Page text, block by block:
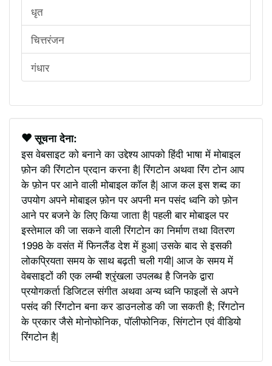
धृत
चित्तरंजन
गंधार
सूचना देना:
इस वेबसाइट को बनाने का उद्देश्य आपको हिंदी भाषा में मोबाइल
फ़ोन की रिंगटोन प्रदान करना है| रिंगटोन अथवा रिंग टोन आप
के फ़ोन पर आने वाली मोबाइल कॉल है| आज कल इस शब्द का
उपयोग अपने मोबाइल फ़ोन पर अपनी मन पसंद ध्वनि को फ़ोन
आने पर बजने के लिए किया जाता है| पहली बार मोबाइल पर
इस्तेमाल की जा सकने वाली रिंगटोन का निर्माण तथा वितरण
1998 के वसंत में फिनलैंड देश में हुआ| उसके बाद से इसकी
लोकप्रियता समय के साथ बढ़ती चली गयी| आज के समय में
वेबसाइटों की एक लम्बी श्रृंखला उपलब्ध है जिनके द्वारा
प्रयोगकर्ता डिजिटल संगीत अथवा अन्य ध्वनि फाइलों से अपने
पसंद की रिंगटोन बना कर डाउनलोड की जा सकती है; रिंगटोन
के प्रकार जैसे मोनोफोनिक, पॉलीफोनिक, सिंगटोन एवं वीडियो
रिंगटोन है|